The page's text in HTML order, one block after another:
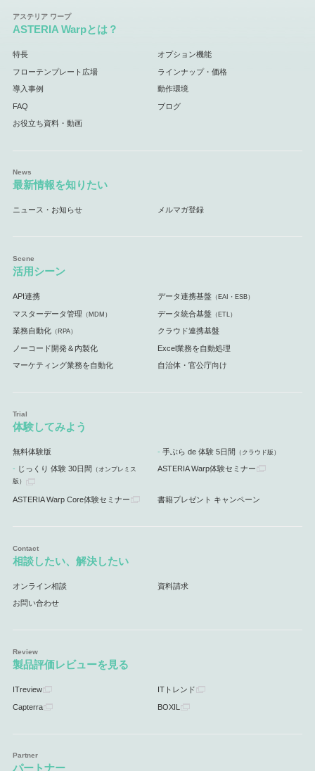
ASTERIA Warpとは？
特長 オプション機能
フローテンプレート広場 ラインナップ・価格
導入事例 動作環境
FAQ ブログ
お役立ち資料・動画
最新情報を知りたい
ニュース・お知らせ メルマガ登録
活用シーン
API連携 データ連携基盤 （EAI・ESB）
マスターデータ管理 （MDM） データ統合基盤 （ETL）
業務自動化（RPA） クラウド連携基盤
ノーコード開発＆内製化 Excel業務を自動処理
マーケティング業務を自動化 自治体・官公庁向け
体験してみよう
無料体験版 手ぶら de 体験 5日間 （クラウド版）
じっくり 体験 30日間 （オンプレミス
版）
ASTERIA Warp体験セミナー
ASTERIA Warp Core体験セミナー 書籍プレゼント キャンペーン
相談したい、解決したい
オンライン相談 資料請求
お問い合わせ
製品評価レビューを見る
ITreview ITトレンド
Capterra BOXIL
パートナー